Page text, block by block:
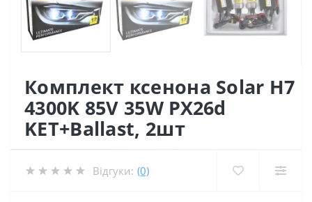
Комплект ксенона Solar H7
4300K 85V 35W PX26d
KET+Ballast, 2шт
Відгуки: (0)